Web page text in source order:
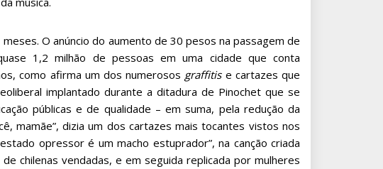
meses. O anúncio do aumento de 30 pesos na passagem de
1,2 milhão de pessoas em uma cidade que conta
como afirma um dos numerosos graffitise cartazes que
implantado durante a ditadura de Pinochet que se
públicas e de qualidade – em suma, pela redução da
mamãe”, dizia um dos cartazes mais tocantes vistos nos
opressor é um macho estuprador”, na canção criada
chilenas vendadas, e em seguida replicada por mulheres